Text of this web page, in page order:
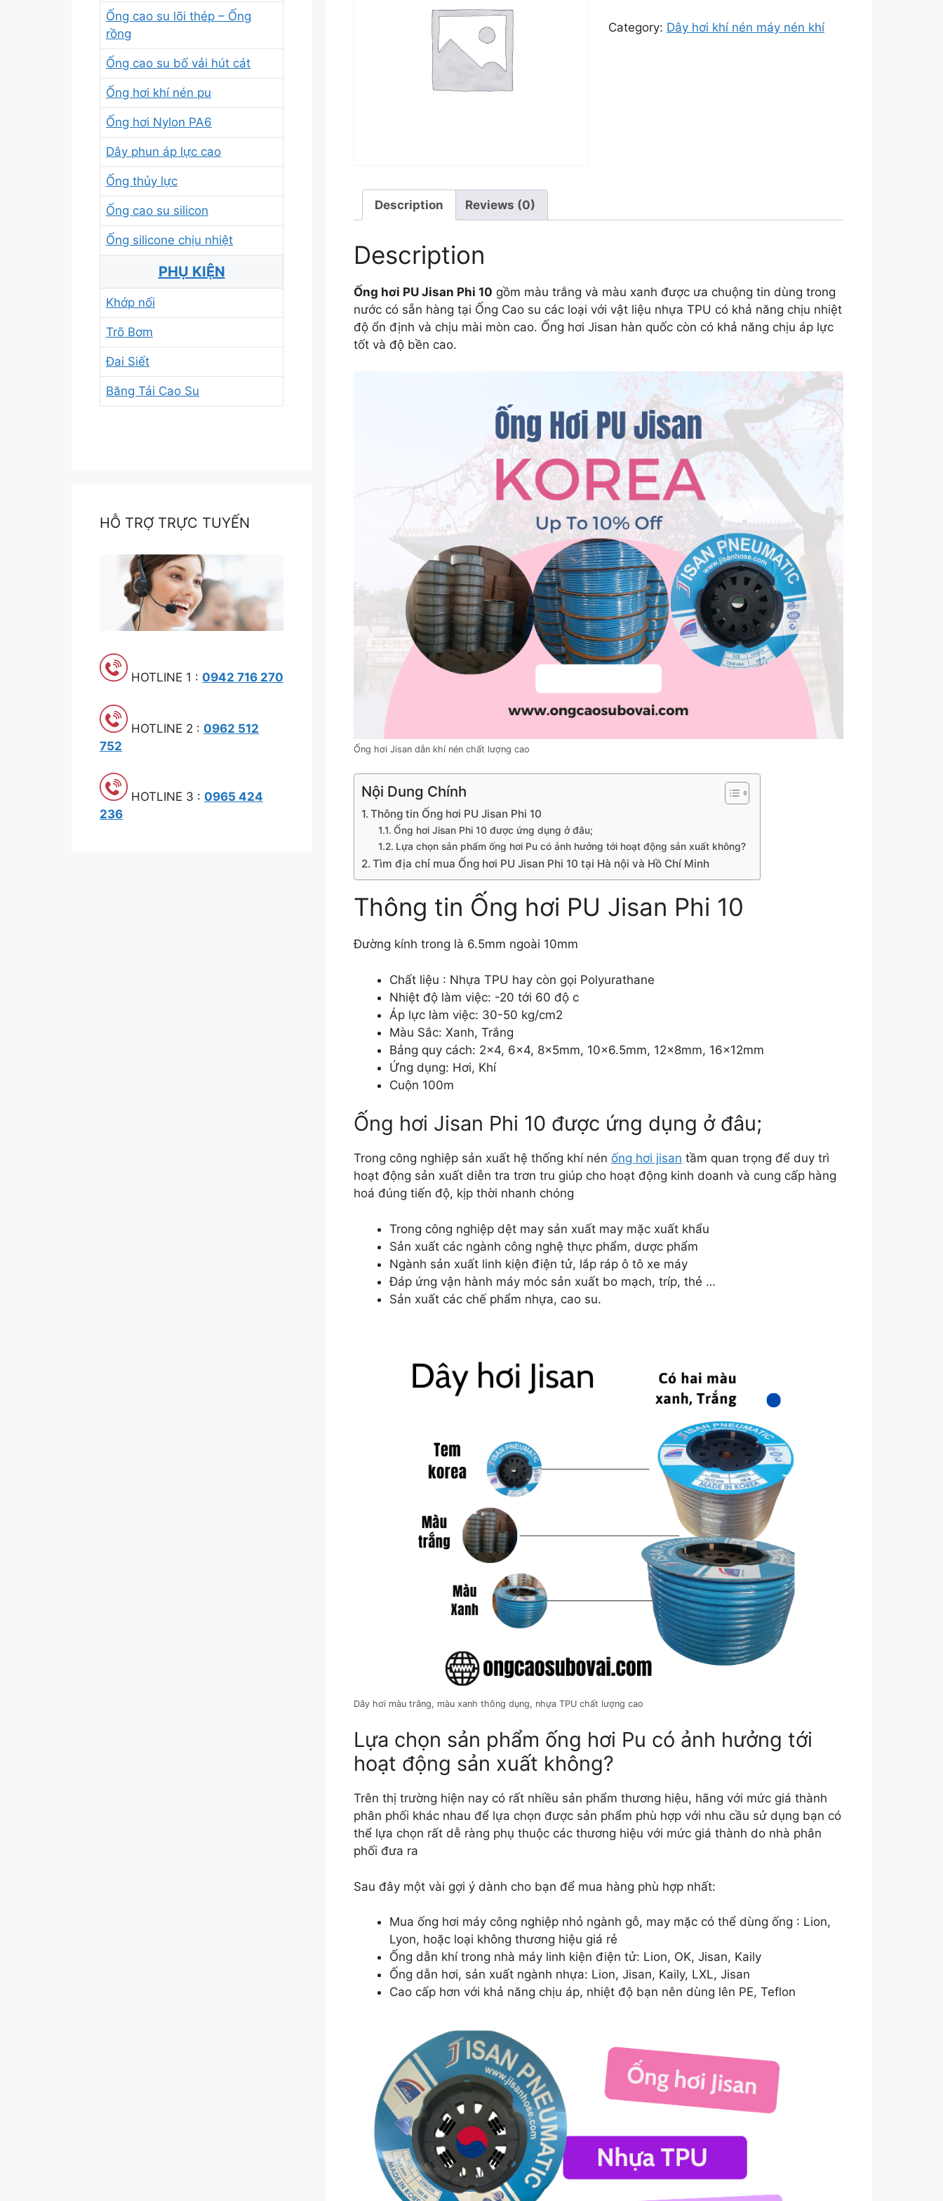
Category: Dây hơi khí nén máy nén khí
Description Reviews (0)
Description
Ống hơi PU Jisan Phi 10 gồm màu trắng và màu xanh được ưa chuộng tin dùng trong
nước có sẵn hàng tại Ống Cao su các loại với vật liệu nhựa TPU có khả năng chịu nhiệt
độ ổn định và chịu mài mòn cao. Ống hơi Jisan hàn quốc còn có khả năng chịu áp lực
tốt và độ bền cao.
Ống hơi Jisan dẫn khí nén chất lượng cao
Nội Dung Chính
Thông tin Ống hơi PU Jisan Phi 10
Ống hơi Jisan Phi 10 được ứng dụng ở đâu;
Lựa chọn sản phẩm ống hơi Pu có ảnh hưởng tới hoạt động sản xuất không?
Tìm địa chỉ mua Ống hơi PU Jisan Phi 10 tại Hà nội và Hồ Chí Minh
Thông tin Ống hơi PU Jisan Phi 10
Đường kính trong là 6.5mm ngoài 10mm
Chất liệu : Nhựa TPU hay còn gọi Polyurathane
Nhiệt độ làm việc: -20 tới 60 độ c
Áp lực làm việc: 30-50 kg/cm2
Màu Sắc: Xanh, Trắng
Bảng quy cách: 2×4, 6×4, 8x5mm, 10×6.5mm, 12x8mm, 16x12mm
Ứng dụng: Hơi, Khí
Cuộn 100m
Ống hơi Jisan Phi 10 được ứng dụng ở đâu;
Trong công nghiệp sản xuất hệ thống khí nén ống hơi jisan tầm quan trọng để duy trì
hoạt động sản xuất diễn tra trơn tru giúp cho hoạt động kinh doanh và cung cấp hàng
hoá đúng tiến độ, kịp thời nhanh chóng
Trong công nghiệp dệt may sản xuất may mặc xuất khẩu
Sản xuất các ngành công nghệ thực phẩm, dược phẩm
Ngành sản xuất linh kiện điện tử, lắp ráp ô tô xe máy
Đáp ứng vận hành máy móc sản xuất bo mạch, tríp, thẻ …
Sản xuất các chế phẩm nhựa, cao su.
Dây hơi màu trắng, màu xanh thông dụng, nhựa TPU chất lượng cao
Lựa chọn sản phẩm ống hơi Pu có ảnh hưởng tới
hoạt động sản xuất không?
Trên thị trường hiện nay có rất nhiều sản phẩm thương hiệu, hãng với mức giá thành
phân phối khác nhau để lựa chọn được sản phẩm phù hợp với nhu cầu sử dụng bạn có
thể lựa chọn rất dễ ràng phụ thuộc các thương hiệu với mức giá thành do nhà phân
phối đưa ra
Sau đây một vài gợi ý dành cho bạn để mua hàng phù hợp nhất:
Mua ống hơi máy công nghiệp nhỏ ngành gỗ, may mặc có thể dùng ống : Lion,
Lyon, hoặc loại không thương hiệu giá rẻ
Ống dẫn khí trong nhà máy linh kiện điện tử: Lion, OK, Jisan, Kaily
Ống dẫn hơi, sản xuất ngành nhựa: Lion, Jisan, Kaily, LXL, Jisan
Cao cấp hơn với khả năng chịu áp, nhiệt độ bạn nên dùng lên PE, Teflon
Ống cao su lõi thép – Ống
rồng
Ống cao su bố vải hút cát
Ống hơi khí nén pu
Ống hơi Nylon PA6
Dây phun áp lực cao
Ống thủy lực
Ống cao su silicon
Ống silicone chịu nhiệt
PHỤ KIỆN
Khớp nối
Trõ Bơm
Đai Siết
Băng Tải Cao Su
HỖ TRỢ TRỰC TUYẾN
HOTLINE 1 : 0942 716 270
HOTLINE 2 : 0962 512
752
HOTLINE 3 : 0965 424
236